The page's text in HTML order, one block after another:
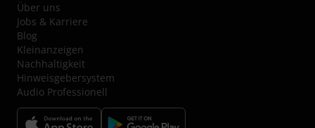
Über uns
Jobs & Karriere
Blog
Kleinanzeigen
Nachhaltigkeit
Hinweisgebersystem
Audio Professionell